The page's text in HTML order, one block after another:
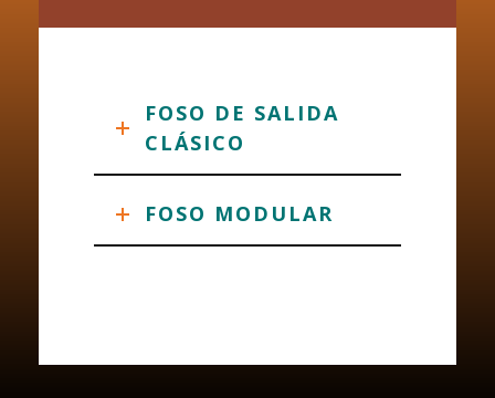
FOSO DE SALIDA
CLÁSICO
FOSO MODULAR